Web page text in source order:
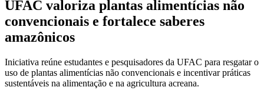
UFAC valoriza plantas alimentícias não
convencionais e fortalece saberes
amazônicos
Iniciativa reúne estudantes e pesquisadores da UFAC para resgatar o
uso de plantas alimentícias não convencionais e incentivar práticas
sustentáveis na alimentação e na agricultura acreana.